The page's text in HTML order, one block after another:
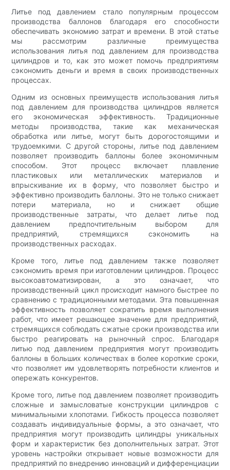
Литье под давлением стало популярным процессом
производства баллонов благодаря его способности
обеспечивать экономию затрат и времени. В этой статье
мы рассмотрим различные преимущества
использования литья под давлением для производства
цилиндров и то, как это может помочь предприятиям
сэкономить деньги и время в своих производственных
процессах.
Одним из основных преимуществ использования литья
под давлением для производства цилиндров является
его экономическая эффективность. Традиционные
методы производства, такие как механическая
обработка или литье, могут быть дорогостоящими и
трудоемкими. С другой стороны, литье под давлением
позволяет производить баллоны более экономичным
способом. Этот процесс включает плавление
пластиковых или металлических материалов и
впрыскивание их в форму, что позволяет быстро и
эффективно производить баллоны. Это не только снижает
потери материала, но и снижает общие
производственные затраты, что делает литье под
давлением предпочтительным выбором для
предприятий, стремящихся сэкономить на
производственных расходах.
Кроме того, литье под давлением также позволяет
сэкономить время при изготовлении цилиндров. Процесс
высокоавтоматизирован, а это означает, что
производственный цикл происходит намного быстрее по
сравнению с традиционными методами. Эта повышенная
эффективность позволяет сократить время выполнения
работ, что имеет решающее значение для предприятий,
стремящихся соблюдать сжатые сроки производства или
быстро реагировать на рыночный спрос. Благодаря
литью под давлением предприятия могут производить
баллоны в больших количествах в более короткие сроки,
что позволяет им удовлетворять потребности клиентов и
опережать конкурентов.
Кроме того, литье под давлением позволяет производить
сложные и замысловатые конструкции цилиндров с
минимальными хлопотами. Гибкость процесса позволяет
создавать индивидуальные формы, а это означает, что
предприятия могут производить цилиндры уникальных
форм и характеристик без дополнительных затрат. Этот
уровень настройки открывает новые возможности для
предприятий по внедрению инноваций и дифференциации